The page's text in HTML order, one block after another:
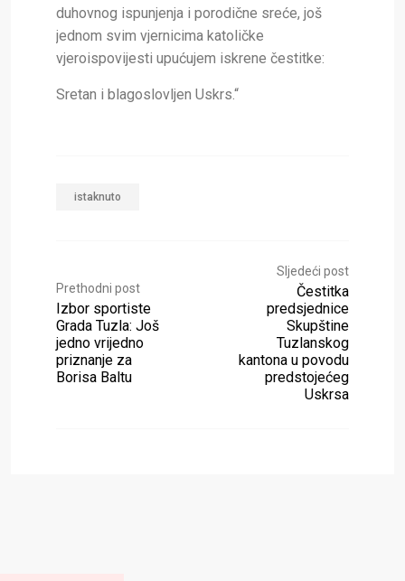
duhovnog ispunjenja i porodične sreće, još
jednom svim vjernicima katoličke
vjeroispovijesti upućujem iskrene čestitke:
Sretan i blagoslovljen Uskrs.“
istaknuto
Prethodni post
Izbor sportiste
Grada Tuzla: Još
jedno vrijedno
priznanje za
Borisa Baltu
Sljedeći post
Čestitka
predsjednice
Skupštine
Tuzlanskog
kantona u povodu
predstojećeg
Uskrsa